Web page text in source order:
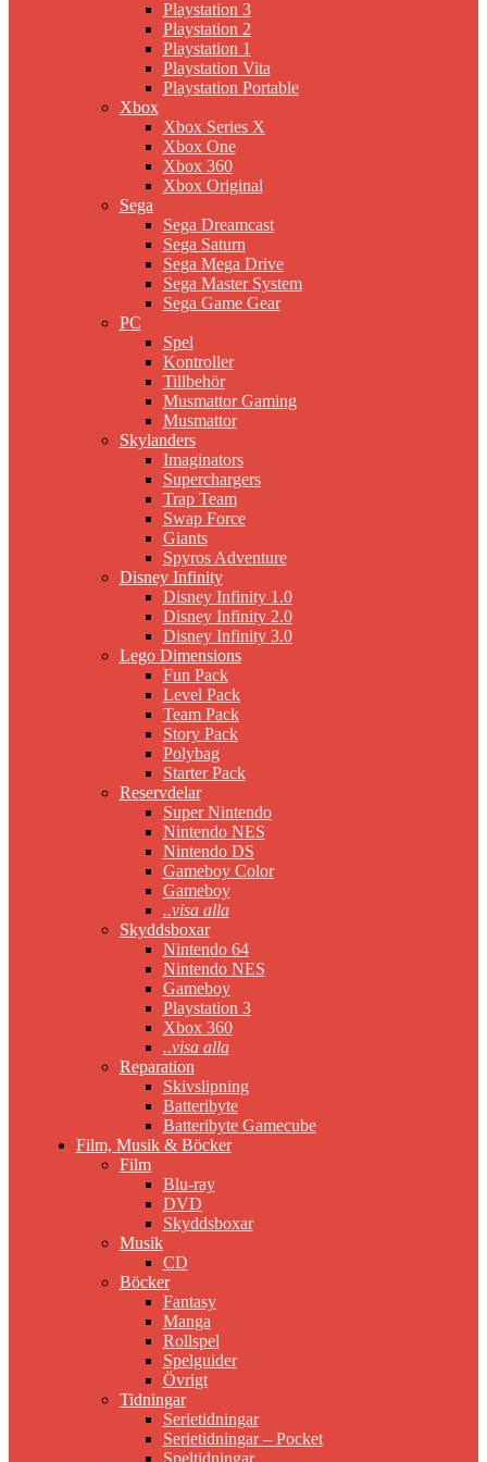
Playstation 3
Playstation 2
Playstation 1
Playstation Vita
Playstation Portable
Xbox
Xbox Series X
Xbox One
Xbox 360
Xbox Original
Sega
Sega Dreamcast
Sega Saturn
Sega Mega Drive
Sega Master System
Sega Game Gear
PC
Spel
Kontroller
Tillbehör
Musmattor Gaming
Musmattor
Skylanders
Imaginators
Superchargers
Trap Team
Swap Force
Giants
Spyros Adventure
Disney Infinity
Disney Infinity 1.0
Disney Infinity 2.0
Disney Infinity 3.0
Lego Dimensions
Fun Pack
Level Pack
Team Pack
Story Pack
Polybag
Starter Pack
Reservdelar
Super Nintendo
Nintendo NES
Nintendo DS
Gameboy Color
Gameboy
..visa alla
Skyddsboxar
Nintendo 64
Nintendo NES
Gameboy
Playstation 3
Xbox 360
..visa alla
Reparation
Skivslipning
Batteribyte
Batteribyte Gamecube
Film, Musik & Böcker
Film
Blu-ray
DVD
Skyddsboxar
Musik
CD
Böcker
Fantasy
Manga
Rollspel
Spelguider
Övrigt
Tidningar
Serietidningar
Serietidningar – Pocket